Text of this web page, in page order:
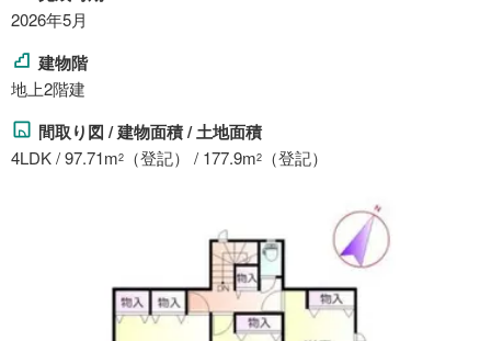
2026年5月
建物階
地上2階建
間取り図 / 建物面積 / 土地面積
4LDK / 97.71m2 （登記） / 177.9m2 （登記）